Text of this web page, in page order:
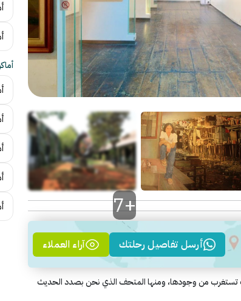
+7
أرسل تفاصيل رحلتك آراء العملاء
تستغرب من وجودها، ومنها المتحف الذي نحن بصدد الحديث